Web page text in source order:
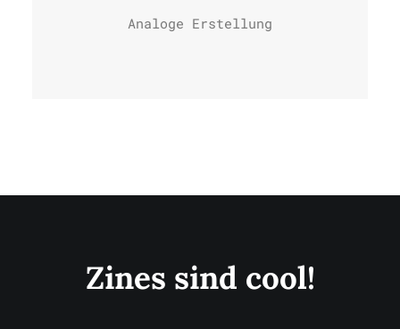
Analoge Erstellung
Zines sind cool!